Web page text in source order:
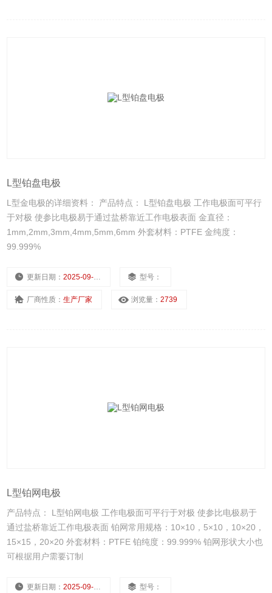
L型铂盘电极
L型金电极的详细资料： 产品特点： L型铂盘电极 工作电极面可平行
于对极 使参比电极易于通过盐桥靠近工作电极表面 金直径：
1mm,2mm,3mm,4mm,5mm,6mm 外套材料：PTFE 金纯度：
99.999%
更新日期：2025-09-15 型号：
厂商性质：生产厂家 浏览量：2739
L型铂网电极
产品特点： L型铂网电极 工作电极面可平行于对极 使参比电极易于
通过盐桥靠近工作电极表面 铂网常用规格：10×10，5×10，10×20，
15×15，20×20 外套材料：PTFE 铂纯度：99.999% 铂网形状大小也
可根据用户需要订制
更新日期：2025-09-15 型号：